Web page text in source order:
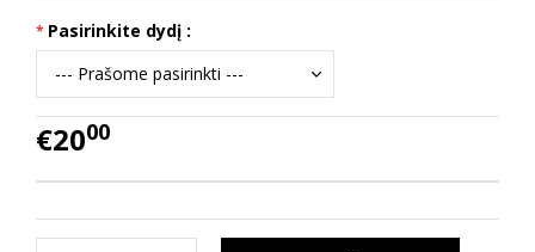
Pasirinkite dydį :
€2000